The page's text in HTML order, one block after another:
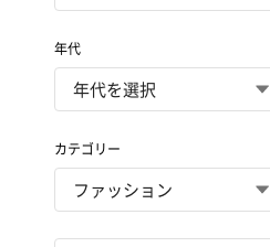
年代
カテゴリー